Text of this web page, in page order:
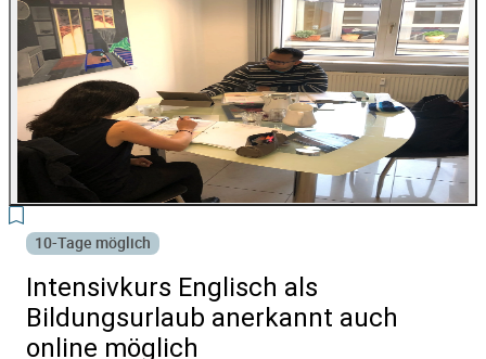
10-Tage möglich
Intensivkurs Englisch als
Bildungsurlaub anerkannt auch
online möglich